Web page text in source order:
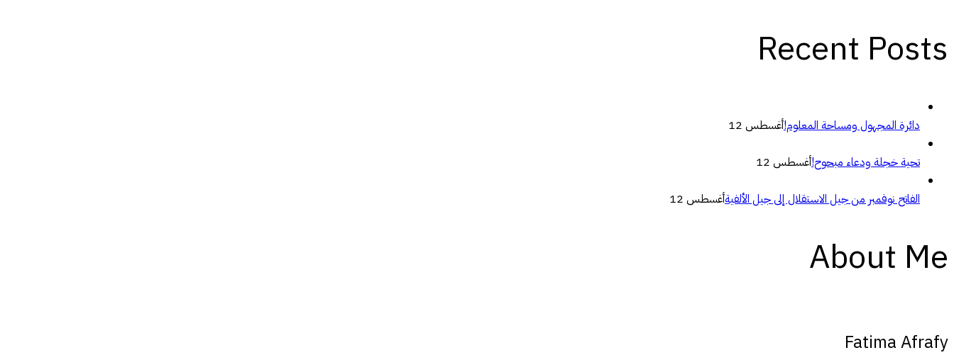
Recent Posts
دائرة المجهول ومساحة المعلوم!أغسطس 12
تحية خجلة ودعاء مبحوح!أغسطس 12
الفاتح نوفمبر من جيل الاستقلال إلى جيل الألفيةأغسطس 12
About Me
Fatima Afrafy